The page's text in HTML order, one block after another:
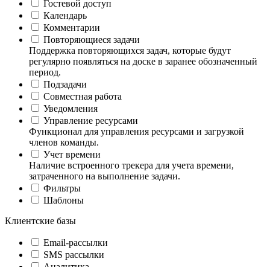
Гостевой доступ
Календарь
Комментарии
Повторяющиеся задачи
Поддержка повторяющихся задач, которые будут
регулярно появляться на доске в заранее обозначенный
период.
Подзадачи
Совместная работа
Уведомления
Управление ресурсами
Функционал для управления ресурсами и загрузкой
членов команды.
Учет времени
Наличие встроенного трекера для учета времени,
затраченного на выполнение задачи.
Фильтры
Шаблоны
Клиентские базы
Email-рассылки
SMS рассылки